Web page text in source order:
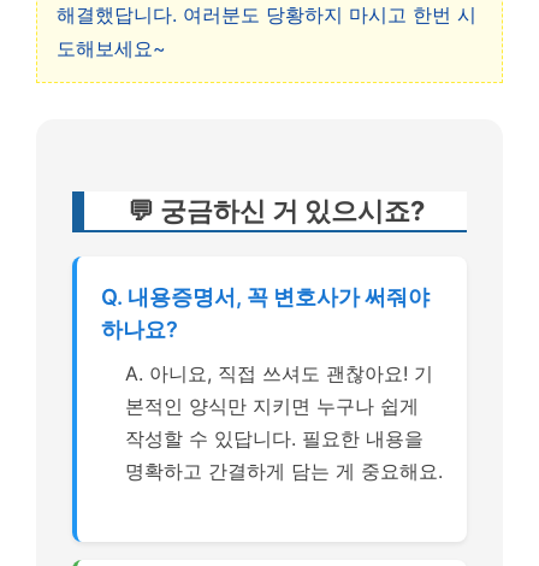
해결했답니다. 여러분도 당황하지 마시고 한번 시
도해보세요~
💬 궁금하신 거 있으시죠?
Q. 내용증명서, 꼭 변호사가 써줘야
하나요?
A. 아니요, 직접 쓰셔도 괜찮아요! 기
본적인 양식만 지키면 누구나 쉽게
작성할 수 있답니다. 필요한 내용을
명확하고 간결하게 담는 게 중요해요.